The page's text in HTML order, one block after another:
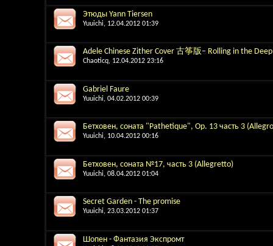
Этюды Yann Tiersen
Yuuichi, 12.04.2012 01:39
Adele Chinese Zither Cover 古筝版– Rolling in the Deep
Chaoticq, 12.04.2012 23:16
Gabriel Faure
Yuuichi, 04.02.2012 00:39
Бетховен, соната "Pathetique", Op. 13 часть 3
Yuuichi, 10.04.2012 00:16
Бетховен, соната №17, часть 3 (Allegretto)
Yuuichi, 08.04.2012 01:04
Secret Garden - The promise
Yuuichi, 23.03.2012 01:37
Шопен - Фантазия Экспромт